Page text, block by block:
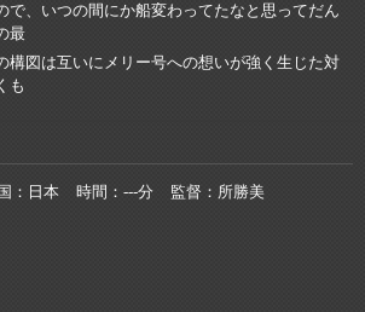
で、いつの間にか船変わってたなと思ってだん
最
構図は互いにメリー号への想いが強く生じた対
も
日本 時間 ---分 監督
所勝美